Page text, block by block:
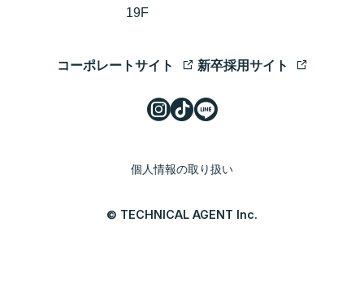
19F
コーポレートサイト 新卒採用サイト
個人情報の取り扱い
© TECHNICAL AGENT Inc.